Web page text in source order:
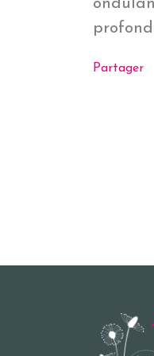
Partager